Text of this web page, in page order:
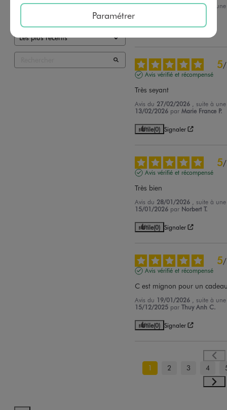
Avis du28/02/2026 , suite à
5/
Avis vérifié et récompensé
Très seyant
Avis du 27/02/2026
, suite à
13/02/2026 parMarie France P.
Utile(0) Signaler
5/
Avis vérifié et récompensé
Très bien
Avis du 28/01/2026
, suite à
15/01/2026 par Norbert T.
Utile(0) Signaler
5/
Avis vérifié et récompensé
C est mignon pour un
Avis du 19/01/2026
, suite à
15/12/2025 parThuy Anh C.
Utile(0) Signaler
1 2 3 4
Paramétrer